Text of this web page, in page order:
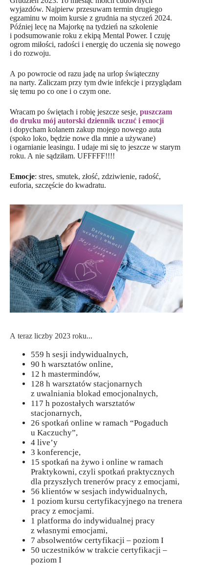
wyjazdów. Najpierw przesuwam termin drugiego
egzaminu w moim kursie z grudnia na styczeń 2024.
Później lecę na Majorkę na tydzień na szkolenie
i podsumowanie roku z ekipą Mental Power. I czuję
ogrom miłości, radości i energię do uczenia się nowego
i do rozwoju.
A po powrocie od razu jadę na urlop świąteczny
na narty. Zaliczam przy tym dwie infekcje i przyglądam
się temu po co one i o czym one.
Wracam po świętach i robię jeszcze sesje, puszczam
do druku mój autorski dziennik uczuć i emocji
i dopycham kolanem zakup mojego nowego auta
(spoko loko, będzie nowe dla mnie a używane)
i ogarnianie leasingu. I udaje mi się to jeszcze w starym
roku. A nie sądziłam. UFFFFF!!!!
Emocje: stres, smutek, złość, zdziwienie, radość,
euforia, szczęście do kwadratu.
A teraz liczby 2023 roku...
559 h sesji indywidualnych,
90 h warsztatów online,
12 h mastermindów,
128 h warsztatów stacjonarnych
z uwalniania blokad emocjonalnych,
117 h pozostałych warsztatów
stacjonarnych,
26 spotkań online w ramach “Pogaduch
u Kaczuchy”,
4 live’y
3 konferencje,
15 spotkań na żywo i online w ramach
Praktykowni, czyli spotkań praktycznych
dla przyszłych trenerów pracy z emocjami,
56 klientów w sesjach indywidualnych,
1 poziom kursu certyfikacyjnego na trenera
pracy z emocjami.
1 platforma do indywidualnej pracy
z własnymi emocjami,
7 absolwentów certyfikacji – poziom I
50 uczestników w trakcie certyfikacji –
poziom I